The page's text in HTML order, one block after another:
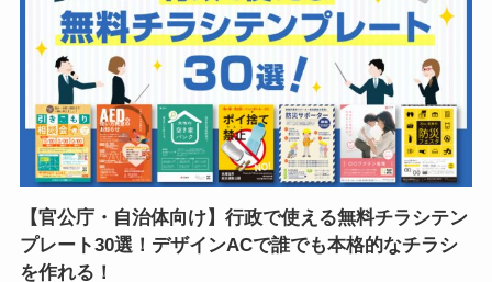
【官公庁・自治体向け】行政で使える無料チラシテン
プレート30選！デザインACで誰でも本格的なチラシ
を作れる！